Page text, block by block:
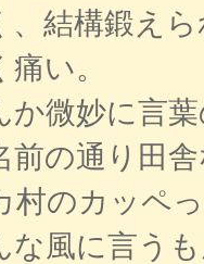
、結構鍛え
い。
か微妙に言
前の通り田
村のカッペ
な風に言う